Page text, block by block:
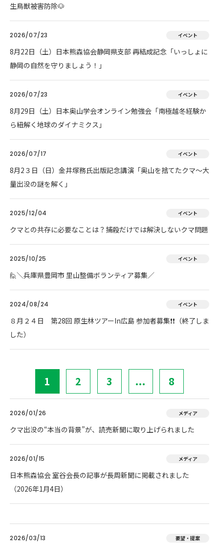
生鳥獣被害防除🐶
2026/07/23 イベント
8月22日（土）日本熊森協会静岡県支部 再結成記念「いっしょに
静岡の自然を守りましょう！」
2026/07/23 イベント
8月29日（土）日本奥山学会オンライン勉強会「南極越冬経験か
ら紐解く地球のダイナミクス」
2026/07/17 イベント
8月2３日（日）金井塚務氏出版記念講演「奥山を捨てたクマ～大
量出没の謎を解く」
2025/12/04 イベント
クマとの共存に必要なことは？捕殺だけでは解決しないクマ問題
2025/10/25 イベント
🙋＼兵庫県豊岡市 里山整備ボランティア募集／
2024/08/24 イベント
８月２４日 第28回 原生林ツアーIn広島 参加者募集❗❗（終了しま
した）
1 2 3 ... 8
2026/01/26 メディア
クマ出没の“本当の背景”が、読売新聞に取り上げられました
2026/01/15 メディア
日本熊森協会 室谷会長の記事が長周新聞に掲載されました
（2026年1月4日）
2026/03/13 要望・提案